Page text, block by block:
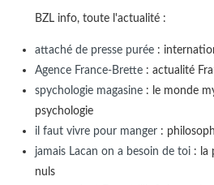
BZL info, toute l'actualité :
attaché de presse purée:
Agence France-Brette: actualité
spychologie magasine: le monde
psychologie
il faut vivre pour manger:
jamais Lacan on a besoin de toi: la
nuls